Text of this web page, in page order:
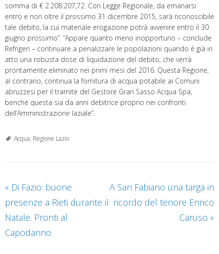
somma di € 2.208.207,72. Con Legge Regionale, da emanarsi
entro e non oltre il prossimo 31 dicembre 2015, sarà riconoscibile
tale debito, la cui materiale erogazione potrà avvenire entro il 30
giugno prossimo”. “Appare quanto meno inopportuno – conclude
Refrigeri – continuare a penalizzare le popolazioni quando è già in
atto una robusta dose di liquidazione del debito, che verrà
prontamente eliminato nei primi mesi del 2016. Questa Regione,
al contrario, continua la fornitura di acqua potabile ai Comuni
abruzzesi per il tramite del Gestore Gran Sasso Acqua Spa,
benché questa sia da anni debitrice proprio nei confronti
dell’Amministrazione laziale”.
Acqua, Regione Lazio
« Di Fazio: buone
presenze a Rieti durante il
Natale. Pronti al
Capodanno
A San Fabiano una targa in
ricordo del tenore Enrico
Caruso »